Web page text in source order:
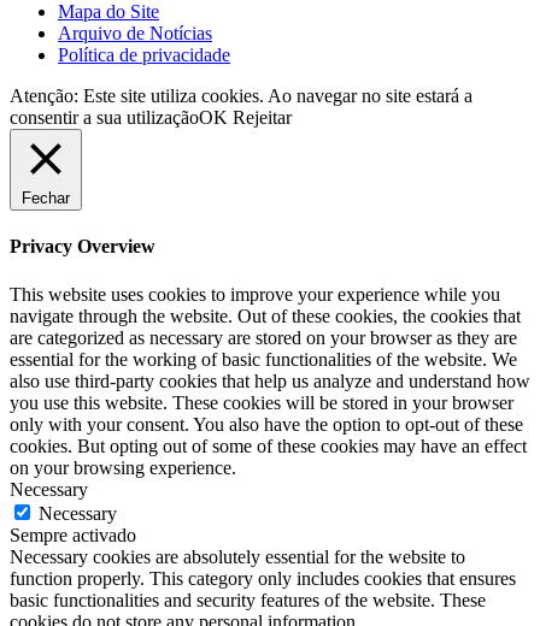
Mapa do Site
Arquivo de Notícias
Política de privacidade
Atenção: Este site utiliza cookies. Ao navegar no site estará a
consentir a sua utilizaçãoOK Rejeitar
Fechar
Privacy Overview
This website uses cookies to improve your experience while you
navigate through the website. Out of these cookies, the cookies that
are categorized as necessary are stored on your browser as they are
essential for the working of basic functionalities of the website. We
also use third-party cookies that help us analyze and understand how
you use this website. These cookies will be stored in your browser
only with your consent. You also have the option to opt-out of these
cookies. But opting out of some of these cookies may have an effect
on your browsing experience.
Necessary
Necessary
Sempre activado
Necessary cookies are absolutely essential for the website to
function properly. This category only includes cookies that ensures
basic functionalities and security features of the website. These
cookies do not store any personal information.